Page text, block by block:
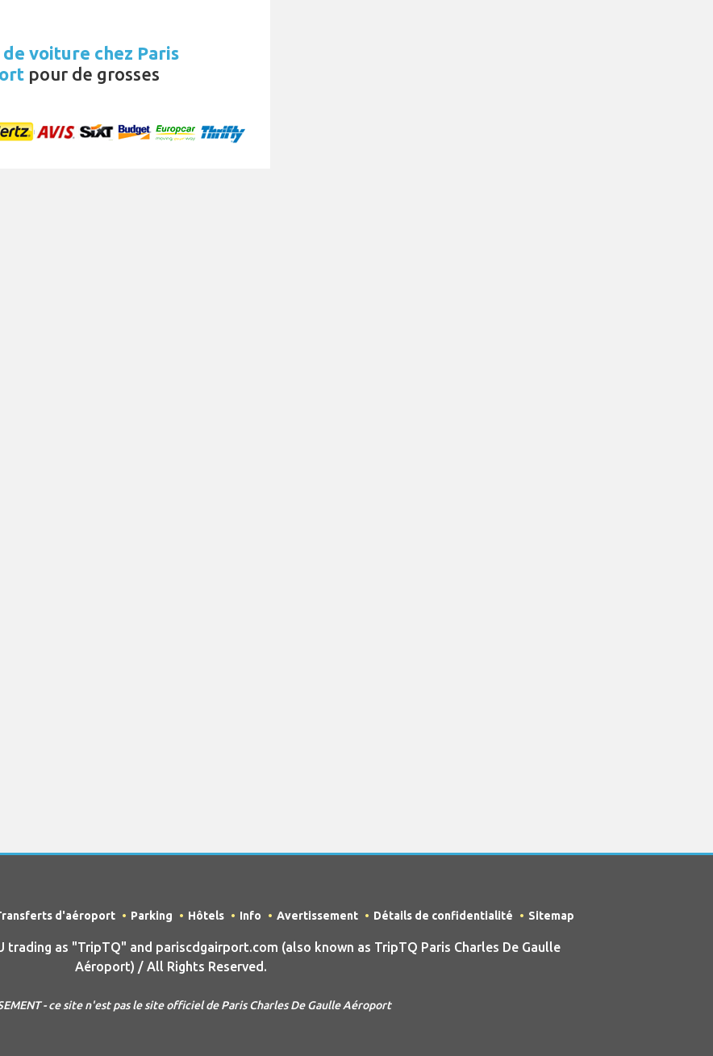
voiture chez Paris
pour de grosses
d'aéroport Parking Hôtels Info Avertissement Détails de confidentialité Sitemap
trading as "TripTQ" and pariscdgairport.com (also known as TripTQ Paris Charles De Gaulle
Aéroport) / All Rights Reserved.
- ce site n'est pas le site officiel de Paris Charles De Gaulle Aéroport